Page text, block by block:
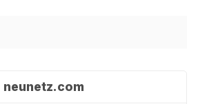
neunetz.com